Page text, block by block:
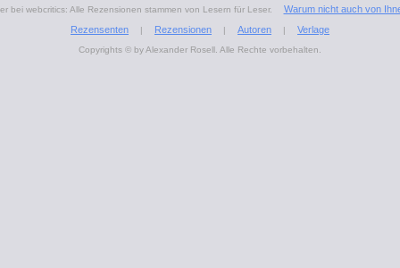
bei webcritics: Alle Rezensionen stammen von Lesern für Leser.
Warum nicht auch von
Rezensenten
| Rezensionen | Autoren | Verlage
Copyrights © by Alexander Rosell. Alle Rechte vorbehalten.